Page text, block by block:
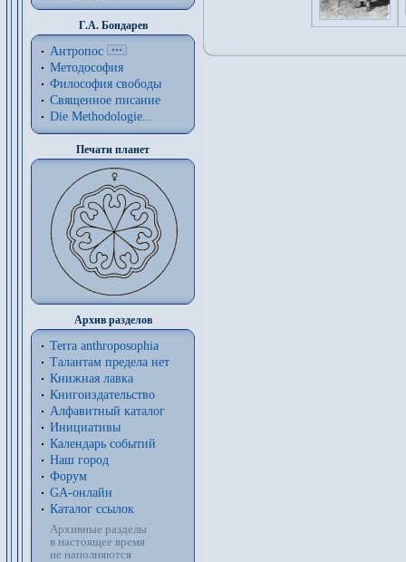
Г.А. Бондарев
Антропос
Методософия
Философия cвободы
Священное писание
Die Methodologie...
Печати планет
Архив разделов
Terra anthroposophia
Талантам предела нет
Книжная лавка
Книгоиздательство
Алфавитный каталог
Инициативы
Календарь событий
Наш город
Форум
GA-онлайн
Каталог ссылок
Архивные разделы
в настоящее время
не наполняются